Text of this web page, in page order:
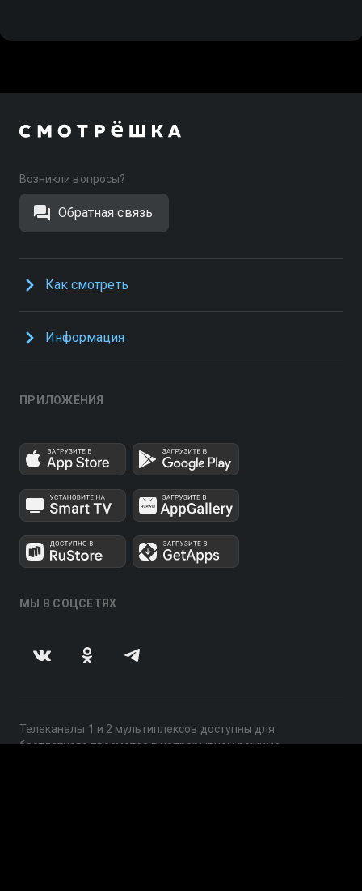
Возникли вопросы?
Обратная связь
Как смотреть
Информация
ПРИЛОЖЕНИЯ
МЫ В СОЦСЕТЯХ
Телеканалы 1 и 2 мультиплексов доступны для
бесплатного просмотра в непрерывном режиме,